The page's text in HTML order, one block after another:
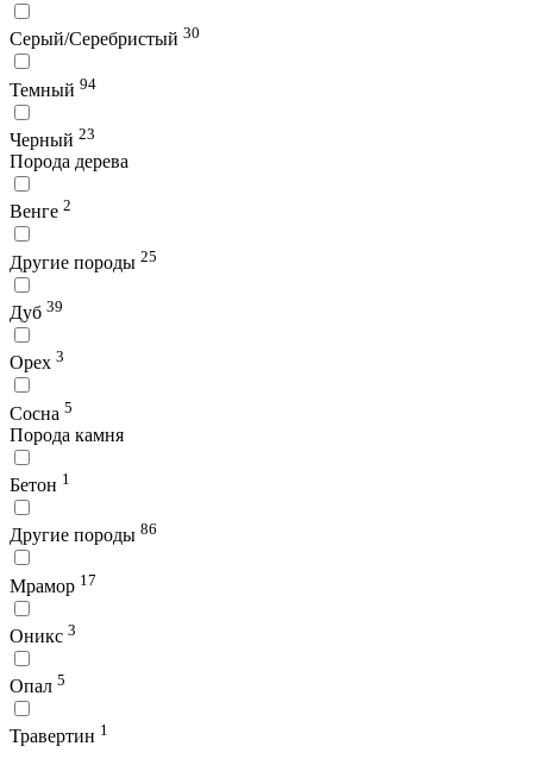
Серый/Серебристый 30
Темный 94
Черный 23
Порода дерева
Венге 2
Другие породы 25
Дуб 39
Орех 3
Сосна 5
Порода камня
Бетон 1
Другие породы 86
Мрамор 17
Оникс 3
Опал 5
Травертин 1